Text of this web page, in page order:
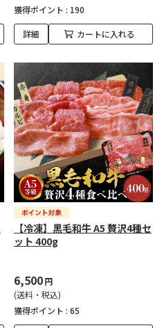
獲得ポイント : 190
詳細 カートに入れる
【冷凍】黒毛和牛 A5 贅沢4種セ
ット 400g
6,500円
(送料・税込)
獲得ポイント : 65